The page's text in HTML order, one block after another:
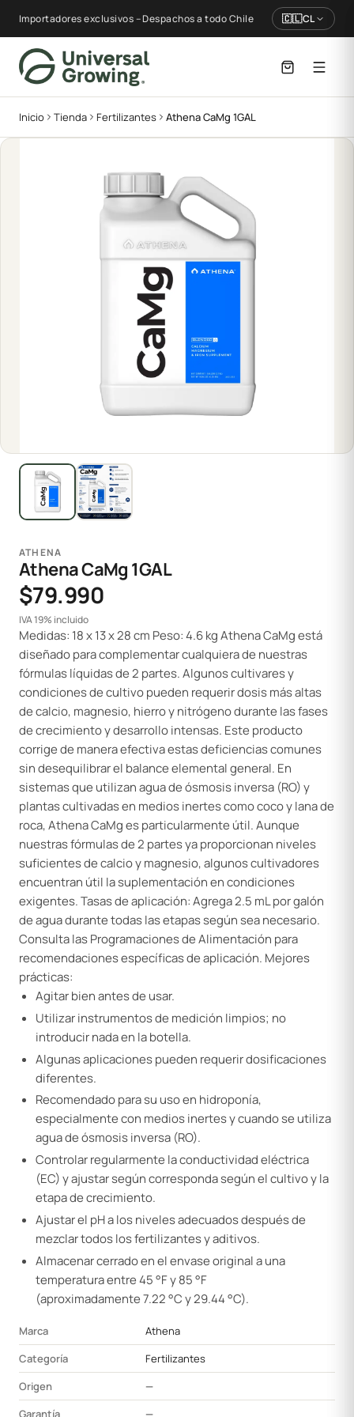
Importadores exclusivos – Despachos a todo Chile 🇨🇱CL
Inicio Tienda Fertilizantes Athena CaMg 1GAL
ATHENA
Athena CaMg 1GAL
$79.990
IVA 19% incluido
Medidas: 18 x 13 x 28 cm Peso: 4.6 kg Athena CaMg está
diseñado para complementar cualquiera de nuestras
fórmulas líquidas de 2 partes. Algunos cultivares y
condiciones de cultivo pueden requerir dosis más altas
de calcio, magnesio, hierro y nitrógeno durante las fases
de crecimiento y desarrollo intensas. Este producto
corrige de manera efectiva estas deficiencias comunes
sin desequilibrar el balance elemental general. En
sistemas que utilizan agua de ósmosis inversa (RO) y
plantas cultivadas en medios inertes como coco y lana de
roca, Athena CaMg es particularmente útil. Aunque
nuestras fórmulas de 2 partes ya proporcionan niveles
suficientes de calcio y magnesio, algunos cultivadores
encuentran útil la suplementación en condiciones
exigentes. Tasas de aplicación: Agrega 2.5 mL por galón
de agua durante todas las etapas según sea necesario.
Consulta las Programaciones de Alimentación para
recomendaciones específicas de aplicación. Mejores
prácticas:
Agitar bien antes de usar.
Utilizar instrumentos de medición limpios; no
introducir nada en la botella.
Algunas aplicaciones pueden requerir dosificaciones
diferentes.
Recomendado para su uso en hidroponía,
especialmente con medios inertes y cuando se utiliza
agua de ósmosis inversa (RO).
Controlar regularmente la conductividad eléctrica
(EC) y ajustar según corresponda según el cultivo y la
etapa de crecimiento.
Ajustar el pH a los niveles adecuados después de
mezclar todos los fertilizantes y aditivos.
Almacenar cerrado en el envase original a una
temperatura entre 45 °F y 85 °F
(aproximadamente 7.22 °C y 29.44 °C).
Marca
Athena
Categoría
Fertilizantes
Origen
—
Garantía
—